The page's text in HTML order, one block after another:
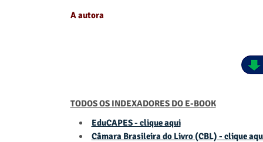
A autora
TODOS OS INDEXADORES DO E-BOOK
EduCAPES - clique aqui
Câmara Brasileira do Livro (CBL) - clique